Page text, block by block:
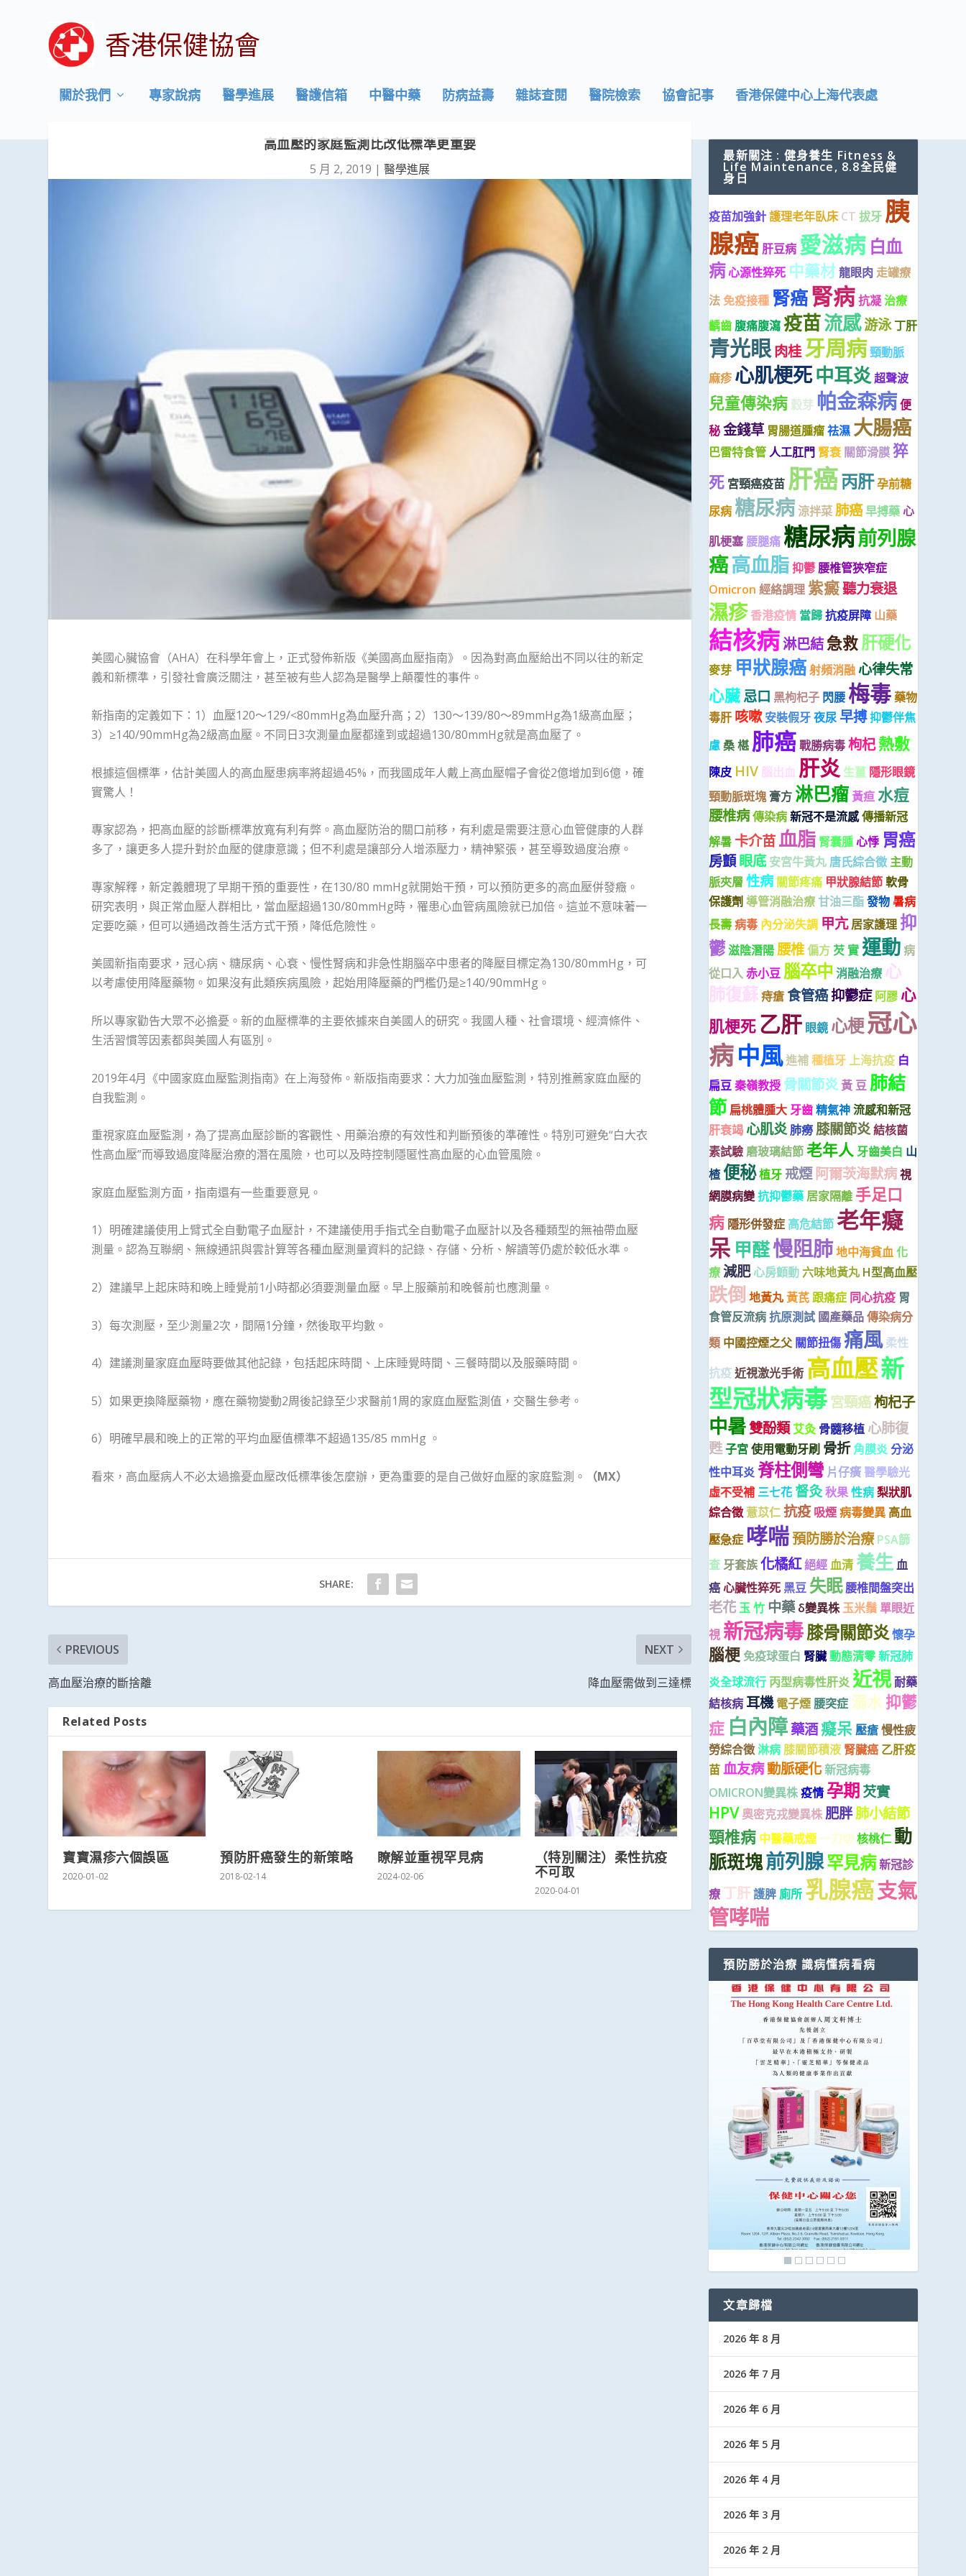
香港保健協會
關於我們 專家說病 醫學進展 醫護信箱 中醫中藥 防病益壽 雜誌查閱 醫院檢索 協會記事 香港保健中心上海代表處
高血壓的家庭監測比改低標準更重要
5 月 2, 2019 |醫學進展
美國心臟協會（AHA）在科學年會上，正式發佈新版《美國高血壓指南》。因為對高血壓給出不同以往的新定
義和新標準，引發社會廣泛關注，甚至被有些人認為是醫學上顛覆性的事件。
新指南的定義如下：1）血壓120～129/<80mmHg為血壓升高；2）130～139/80～89mmHg為1級高血壓；
3）≥140/90mmHg為2級高血壓。不同日3次測量血壓都達到或超過130/80mmHg就是高血壓了。
根據這個標準，估計美國人的高血壓患病率將超過45%，而我國成年人戴上高血壓帽子會從2億增加到6億，確
實驚人！
專家認為，把高血壓的診斷標準放寬有利有弊。高血壓防治的關口前移，有利處是需要注意心血管健康的人群
多了，讓更多人提升對於血壓的健康意識；但不利處是讓部分人增添壓力，精神緊張，甚至導致過度治療。
專家解釋，新定義體現了早期干預的重要性，在130/80 mmHg就開始干預，可以預防更多的高血壓併發癥。
研究表明，與正常血壓人群相比，當血壓超過130/80mmHg時，罹患心血管病風險就已加倍。這並不意味著一
定要吃藥，但可以通過改善生活方式干預，降低危險性。
美國新指南要求，冠心病、糖尿病、心衰、慢性腎病和非急性期腦卒中患者的降壓目標定為130/80mmHg，可
以考慮使用降壓藥物。如果沒有此類疾病風險，起始用降壓藥的門檻仍是≥140/90mmHg。
所以專家勸告大眾不必擔憂。新的血壓標準的主要依據來自美國人的研究。我國人種、社會環境、經濟條件、
生活習慣等因素都與美國人有區別。
2019年4月《中國家庭血壓監測指南》在上海發佈。新版指南要求：大力加強血壓監測，特別推薦家庭血壓的
自我監測。
重視家庭血壓監測，為了提高血壓診斷的客觀性、用藥治療的有效性和判斷預後的準確性。特別可避免“白大衣
性高血壓”而導致過度降壓治療的潛在風險，也可以及時控制隱匿性高血壓的心血管風險。
家庭血壓監測方面，指南還有一些重要意見。
1）明確建議使用上臂式全自動電子血壓計，不建議使用手指式全自動電子血壓計以及各種類型的無袖帶血壓
測量。認為互聯網、無線通訊與雲計算等各種血壓測量資料的記錄、存儲、分析、解讀等仍處於較低水準。
2）建議早上起床時和晚上睡覺前1小時都必須要測量血壓。早上服藥前和晚餐前也應測量。
3）每次測壓，至少測量2次，間隔1分鐘，然後取平均數。
4）建議測量家庭血壓時要做其他記錄，包括起床時間、上床睡覺時間、三餐時間以及服藥時間。
5）如果更換降壓藥物，應在藥物變動2周後記錄至少求醫前1周的家庭血壓監測值，交醫生參考。
6）明確早晨和晚上的正常的平均血壓值標準不超過135/85 mmHg 。
看來，高血壓病人不必太過擔憂血壓改低標準後怎麼辦，更為重要的是自己做好血壓的家庭監測。 （MX）
SHARE:
PREVIOUS
高血壓治療的斷捨離
NEXT
降血壓需做到三達標
Related Posts
寶寶濕疹六個誤區
2020-01-02
預防肝癌發生的新策略
2018-02-14
瞭解並重視罕見病
2024-02-06
（特別關注）柔性抗疫
不可取
2020-04-01
最新關注 : 健身養生 Fitness &
Life Maintenance, 8.8全民健
身日
疫苗加強針護理老年臥床 CT 拔牙 胰
腺癌 肝豆病 愛滋病 白血
病心源性猝死 中藥材龍眼肉 走罐療
法免疫接種 腎癌腎病抗凝治療
齲齒 腹痛腹瀉疫苗流感游泳 丁肝
青光眼肉桂牙周病頸動脈
麻疹 心肌梗死中耳炎超聲波
兒童傳染病 穀芽 帕金森病便
秘金錢草 胃腸道腫瘤祛濕 大腸癌
巴雷特食管人工肛門 腎衰 關節滑膜猝
死 宮頸癌疫苗 肝癌丙肝孕前糖
尿病 糖尿病涼拌菜肺癌早搏藥心
肌梗塞 腰腿痛 糖尿病前列腺
癌高血脂抑鬱腰椎管狹窄症
Omicron 經絡調理 紫癜聽力衰退
濕疹 香港疫情 當歸抗疫屏障 山藥
結核病淋巴結急救肝硬化
麥芽 甲狀腺癌射頻消融心律失常
心臟忌口 黑枸杞子 閃腰 梅毒 藥物
毒肝 咳嗽 安裝假牙夜尿 早搏抑鬱伴焦
慮桑 椹 肺癌戰勝病毒枸杞熱敷
陳皮 HIV 腦出血 肝炎 生薑 隱形眼鏡
頸動脈斑塊 膏方 淋巴瘤黃疸水痘
腰椎病傳染病新冠不是流感傳播新冠
解暑 卡介苗血脂 腎囊腫心悸 胃癌
房顫眼底 安宮牛黃丸 唐氏綜合徵 主動
脈夾層 性病 關節疼痛 甲狀腺結節軟骨
保護劑 導管消融治療甘油三酯發物暑病
長壽病毒 內分泌失調 甲亢 居家護理 抑
鬱滋陰潛陽腰椎偏方 芡 實運動病
從口入赤小豆 腦卒中消融治療 心
肺復蘇痔瘡食管癌抑鬱症 阿膠 心
肌梗死 乙肝 眼鏡 心梗冠心
病中風進補種植牙 上海抗疫 白
扁豆秦嶺教授 骨關節炎 黃 豆 肺結
節 扁桃體腫大牙齒精氣神流感和新冠
肝衰竭心肌炎肺癆 膝關節炎結核菌
素試驗 磨玻璃結節老年人牙齒美白 山
楂 便秘植牙 戒煙 阿爾茨海默病視
網膜病變抗抑鬱藥 居家隔離 手足口
病 隱形併發症 高危結節老年癡
呆 甲醛慢阻肺地中海貧血化
療減肥 心房顫動 六味地黃丸 H型高血壓
跌倒 地黃丸黃芪跟痛症 同心抗疫 胃
食管反流病抗原測試 國產藥品傳染病分
類 中國控煙之父 關節扭傷痛風 柔性
抗疫近視激光手術 高血壓新
型冠狀病毒宮頸癌枸杞子
中暑雙酚類 艾灸 骨髓移植 心肺復
甦子宮使用電動牙刷 骨折 角膜炎分泌
性中耳炎脊柱側彎 片仔癀 醫學驗光
虛不受補 三七花 督灸秋果性病梨狀肌
綜合徵 薏苡仁抗疫 吸煙病毒變異 高血
壓急症 哮喘預防勝於治療 PSA篩
查 牙套族化橘紅絕經血清養生血
癌心臟性猝死 黑豆 失眠 腰椎間盤突出
老花 玉 竹 中藥 δ變異株 玉米鬚 單眼近
視 新冠病毒膝骨關節炎懷孕
腦梗免疫球蛋白 腎臟動態清零新冠肺
炎全球流行 丙型病毒性肝炎 近視耐藥
結核病 耳機 電子煙 腰突症 溺水抑鬱
症 白內障藥酒癡呆 壓瘡慢性疲
勞綜合徵淋病 膝關節積液 腎臟癌 乙肝疫
苗血友病動脈硬化新冠病毒
OMICRON變異株疫情 孕期 芡實
HPV 奧密克戎變異株 肥胖肺小結節
頸椎病 中醫藥戒煙 一刀切核桃仁 動
脈斑塊前列腺罕見病新冠診
療 丁肝護脾 廁所 乳腺癌支氣
管哮喘
預防勝於治療 識病懂病看病
文章歸檔
2026 年 8 月
2026 年 7 月
2026 年 6 月
2026 年 5 月
2026 年 4 月
2026 年 3 月
2026 年 2 月